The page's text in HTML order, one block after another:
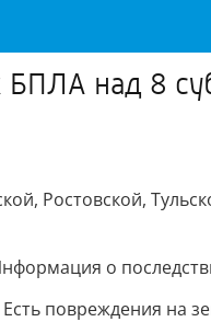
над 8
Ростовской,
о
повреждения на